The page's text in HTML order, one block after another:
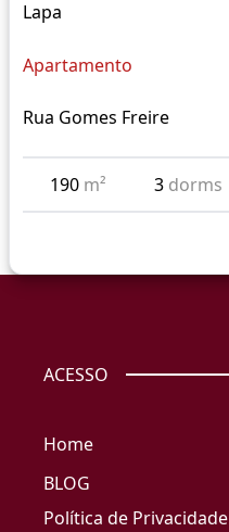
Lapa
Apartamento
Rua Gomes Freire
190 m² 3 dorms
ACESSO
Home
BLOG
Política de Privacidade